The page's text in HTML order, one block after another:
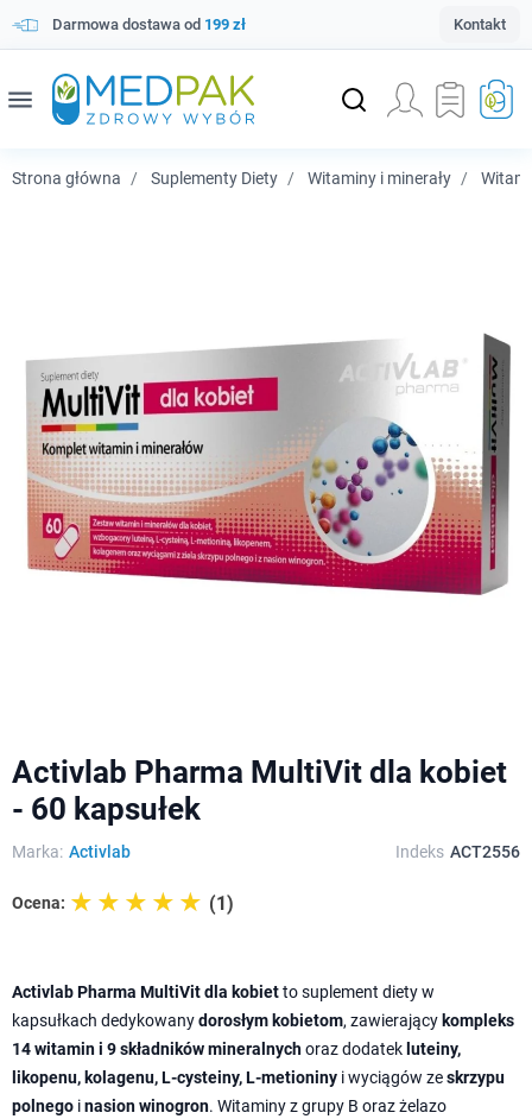
Darmowa dostawa od 199 zł Kontakt
menu
Strona główna Suplementy Diety Witaminy i minerały
Activlab Pharma MultiVit dla kobiet
- 60 kapsułek
Marka: Activlab Indeks ACT2556
Ocena: ☆☆☆☆☆
★★★★★ (1)
Activlab Pharma MultiVit dla kobietto suplement diety w
kapsułkach dedykowanydorosłym kobietom, zawierający kompleks
14 witamin i 9 składników mineralnychoraz dodatek luteiny,
likopenu, kolagenu, L-cysteiny, L-metioniny i wyciągów zeskrzypu
polnego inasion winogron. Witaminy z grupy B oraz żelazo